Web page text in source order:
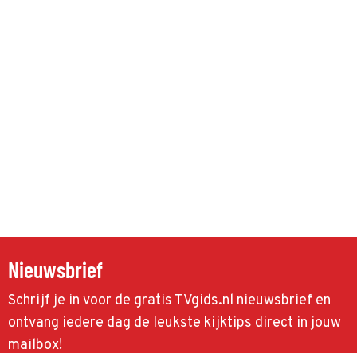
Nieuwsbrief
Schrijf je in voor de gratis TVgids.nl nieuwsbrief en
ontvang iedere dag de leukste kijktips direct in jouw
mailbox!